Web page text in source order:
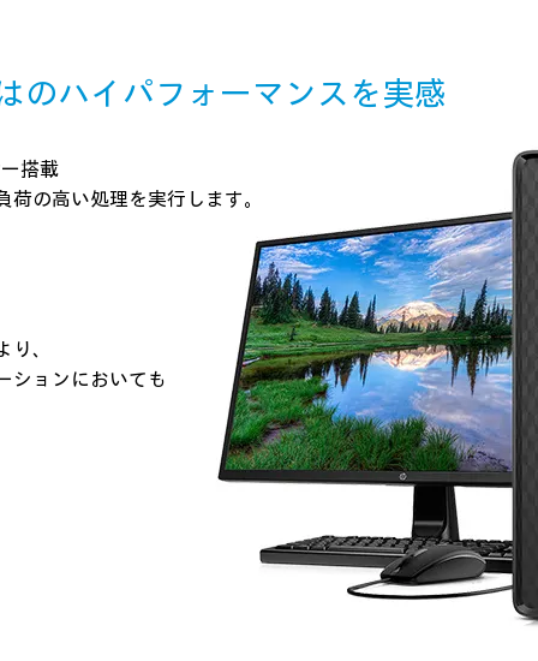
のハイパフォーマンスを実感
搭載
の高い処理を実行します。
、
ションにおいても